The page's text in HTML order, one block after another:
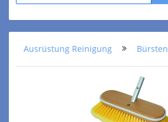
Ausrüstung Reinigung Bürsten